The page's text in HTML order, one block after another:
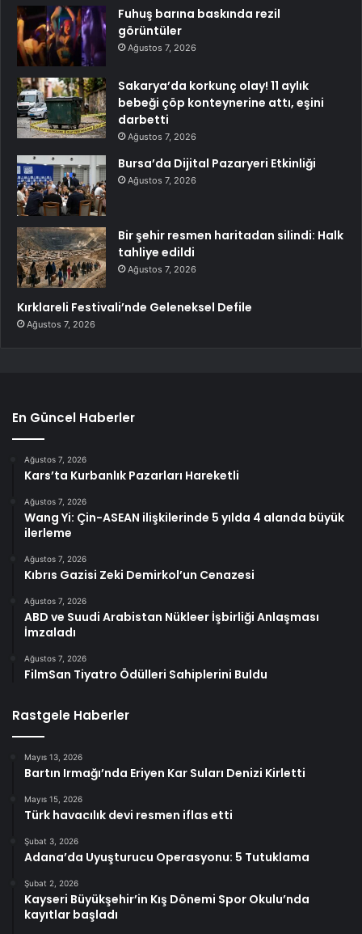
Fuhuş barına baskında rezil
görüntüler
Ağustos 7, 2026
Sakarya’da korkunç olay! 11 aylık
bebeği çöp konteynerine attı, eşini
darbetti
Ağustos 7, 2026
Bursa’da Dijital Pazaryeri Etkinliği
Ağustos 7, 2026
Bir şehir resmen haritadan silindi: Halk
tahliye edildi
Ağustos 7, 2026
Kırklareli Festivali’nde Geleneksel Defile
Ağustos 7, 2026
En Güncel Haberler
Ağustos 7, 2026
Kars’ta Kurbanlık Pazarları Hareketli
Ağustos 7, 2026
Wang Yi: Çin-ASEAN ilişkilerinde 5 yılda 4 alanda büyük
ilerleme
Ağustos 7, 2026
Kıbrıs Gazisi Zeki Demirkol’un Cenazesi
Ağustos 7, 2026
ABD ve Suudi Arabistan Nükleer İşbirliği Anlaşması
İmzaladı
Ağustos 7, 2026
FilmSan Tiyatro Ödülleri Sahiplerini Buldu
Rastgele Haberler
Mayıs 13, 2026
Bartın Irmağı’nda Eriyen Kar Suları Denizi Kirletti
Mayıs 15, 2026
Türk havacılık devi resmen iflas etti
Şubat 3, 2026
Adana’da Uyuşturucu Operasyonu: 5 Tutuklama
Şubat 2, 2026
Kayseri Büyükşehir’in Kış Dönemi Spor Okulu’nda
kayıtlar başladı